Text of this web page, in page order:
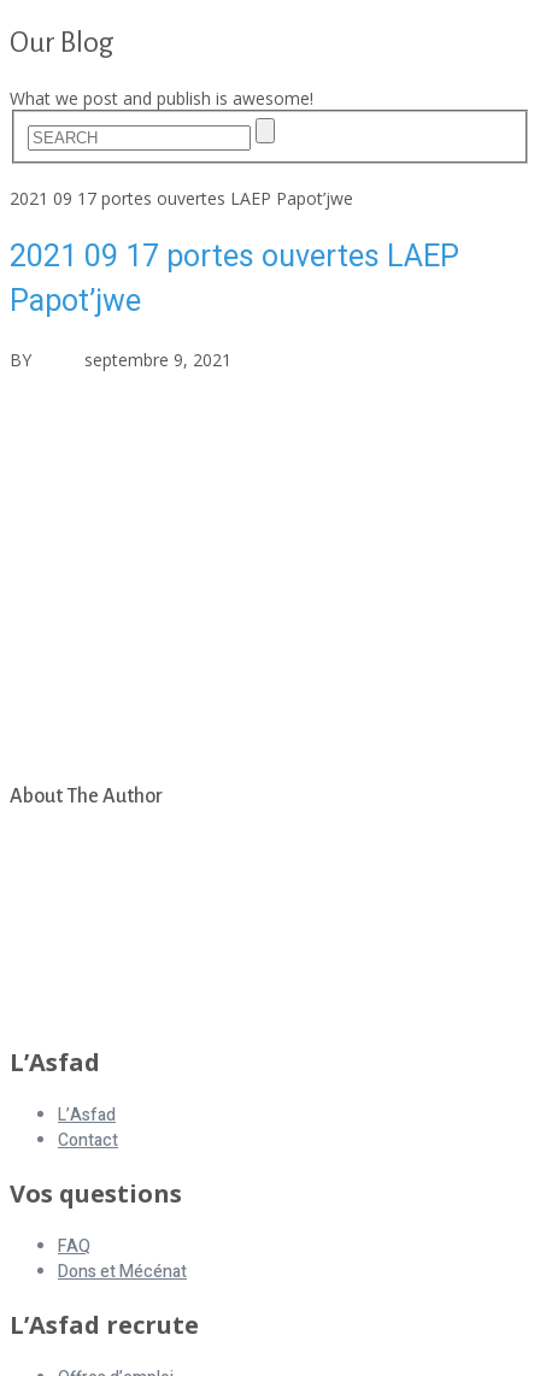
Our Blog
What we post and publish is awesome!
2021 09 17 portes ouvertes LAEP Papot’jwe
2021 09 17 portes ouvertes LAEP
Papot’jwe
BY septembre 9, 2021
About The Author
L’Asfad
L’Asfad
Contact
Vos questions
FAQ
Dons et Mécénat
L’Asfad recrute